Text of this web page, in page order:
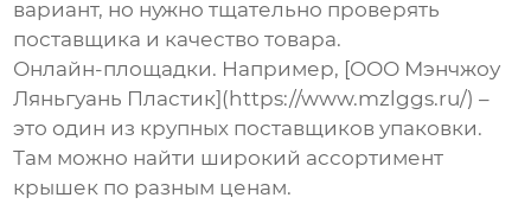
вариант, но нужно тщательно проверять
поставщика и качество товара.
Онлайн-площадки. Например, [ООО Мэнчжоу
Ляньгуань Пластик](https://www.mzlggs.ru/) –
это один из крупных поставщиков упаковки.
Там можно найти широкий ассортимент
крышек по разным ценам.